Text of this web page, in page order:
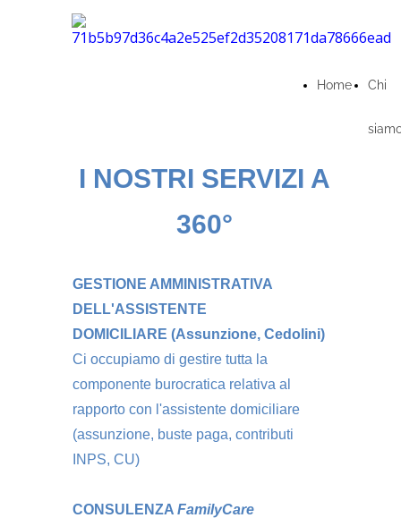
Home Chi
I NOSTRI SERVIZI A
360°
GESTIONE AMMINISTRATIVA
DELL'ASSISTENTE
DOMICILIARE (Assunzione, Cedolini)
Ci occupiamo di gestire tutta la
componente burocratica relativa al
rapporto con l'assistente domiciliare
(assunzione, buste paga, contributi
INPS, CU)
CONSULENZA FamilyCare